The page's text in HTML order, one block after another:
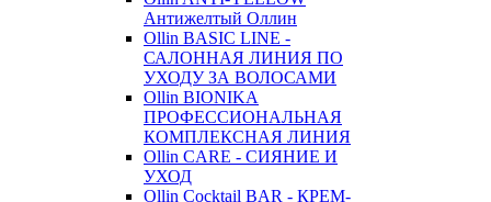
Антижелтый Оллин
Ollin BASIC LINE -
САЛОННАЯ ЛИНИЯ ПО
УХОДУ ЗА ВОЛОСАМИ
Ollin BIONIKA
ПРОФЕССИОНАЛЬНАЯ
КОМПЛЕКСНАЯ ЛИНИЯ
Ollin CARE - СИЯНИЕ И
УХОД
Ollin Cocktail BAR - КРЕМ-